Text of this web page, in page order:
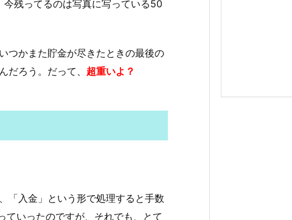
残ってるのは写真に写っている50
つかまた貯金が尽きたときの最後の
だろう。だって、 超重いよ？
「入金」という形で処理すると手数
いったのですが、それでも、とて